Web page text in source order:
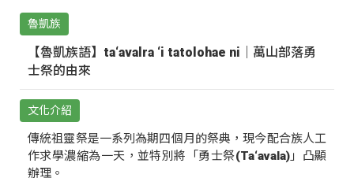
魯凱族
【魯凱族語】ta‘avalra ‘i tatolohae ni｜萬山部落勇
士祭的由來
文化介紹
傳統祖靈祭是一系列為期四個月的祭典，現今配合族人工
作求學濃縮為一天，並特別將「勇士祭(Ta‘avala)」凸顯
辦理。